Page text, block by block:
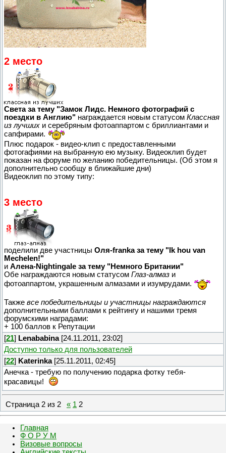
2 место
Света за тему "Замок Лидс. Немного фотографий с
поездки в Англию" награждается новым статусом Классная
из лучших и серебряным фотоаппартом с бриллиантами и
сапфирами.
Плюс подарок - видео-клип с предоставленными
фотогафиями на выбранную ею музыку. Видеоклип будет
показан на форуме по желанию победительницы. (Об этом я
дополнительно сообщу в ближайшие дни)
Видеоклип по этому типу:
3 место
поделили две участницы Оля-franka за тему "Ik hou van
Mechelen!"
и Алена-Nightingale за тему "Немного Британии"
Обе награждаются новым статусом Глаз-алмаз и
фотоаппартом, украшенным алмазами и изумрудами.
Также все победительницы и участницы награждаются
дополнительными баллами к рейтингу и нашими тремя
форумскими наградами:
+ 100 баллов к Репутации
[21] Lenababina[24.11.2011, 23:02]
Доступно только для пользователей
[22] Katerinka[25.11.2011, 02:45]
Анечка - требую по получению подарка фотку тебя-
красавицы!
Страница 2 из 2 « 1 2
Главная
Ф О Р У М
Визовые вопросы